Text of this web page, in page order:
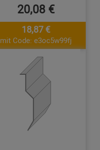
20,08 €
18,87 €
mit Code: e3oc5w99fj